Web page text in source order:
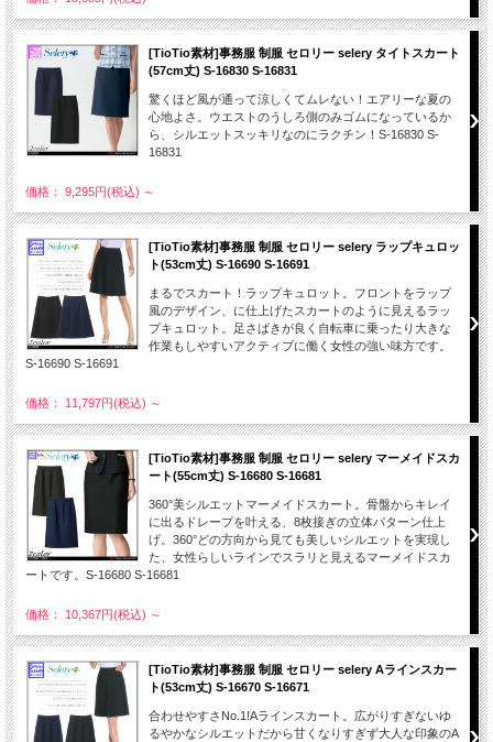
[TioTio素材]事務服 制服 セロリー selery タイトスカート
(57cm丈) S-16830 S-16831
驚くほど風が通って涼しくてムレない！エアリーな夏の
心地よさ。ウエストのうしろ側のみゴムになっているか
ら、シルエットスッキリなのにラクチン！S-16830 S-
16831
価格： 9,295円(税込) ～
[TioTio素材]事務服 制服 セロリー selery ラップキュロッ
ト(53cm丈) S-16690 S-16691
まるでスカート！ラップキュロット。フロントをラップ
風のデザイン、に仕上げたスカートのように見えるラッ
プキュロット。足さばきが良く自転車に乗ったり大きな
作業もしやすいアクティブに働く女性の強い味方です。
S-16690 S-16691
価格： 11,797円(税込) ～
[TioTio素材]事務服 制服 セロリー selery マーメイドスカ
ート(55cm丈) S-16680 S-16681
360°美シルエットマーメイドスカート。骨盤からキレイ
に出るドレープを叶える、8枚接ぎの立体パターン仕上
げ。360°どの方向から見ても美しいシルエットを実現し
た、女性らしいラインでスラリと見えるマーメイドスカ
ートです。S-16680 S-16681
価格： 10,367円(税込) ～
[TioTio素材]事務服 制服 セロリー selery Aラインスカー
ト(53cm丈) S-16670 S-16671
合わせやすさNo.1!Aラインスカート。広がりすぎないゆ
るやかなシルエットだから甘くなりすぎず大人な印象のA